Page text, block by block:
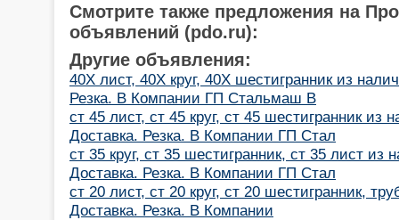
Смотрите также предложения на
объявлений (pdo.ru):
Другие объявления:
40Х лист, 40Х круг, 40Х шестигранник из
Резка. В Компании ГП Стальмаш В
ст 45 лист, ст 45 круг, ст 45 шестигранник из
Доставка. Резка. В Компании ГП Стал
ст 35 круг, ст 35 шестигранник, ст 35 лист из
Доставка. Резка. В Компании ГП Стал
ст 20 лист, ст 20 круг, ст 20 шестигранник,
Доставка. Резка. В Компании